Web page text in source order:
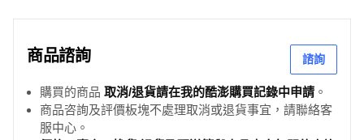
商品諮詢 諮詢
購買的商品 取消/退貨請在我的酷澎購買記錄中申請 。
商品咨詢及評價板塊不處理取消或退貨事宜，請聯絡客
服中心。